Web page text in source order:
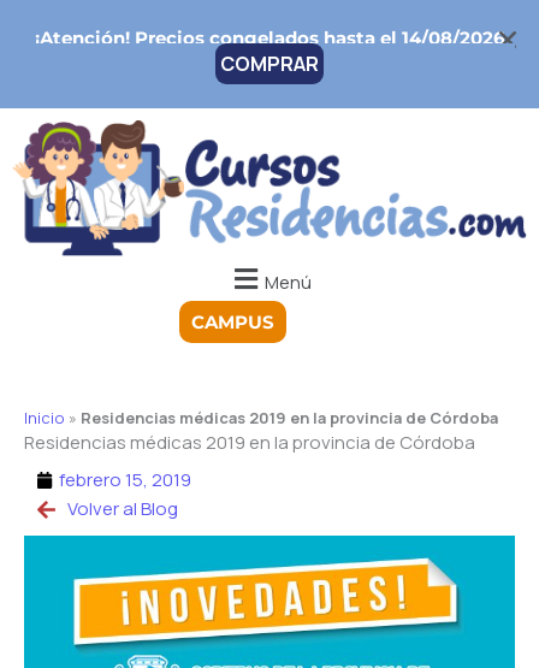
¡Atención!Precios congelados hasta el 14/08/2026
COMPRAR
Menú
CAMPUS
Inicio » Residencias médicas 2019 en la provincia de Córdoba
Residencias médicas 2019 en la provincia de Córdoba
febrero 15, 2019
Volver al Blog